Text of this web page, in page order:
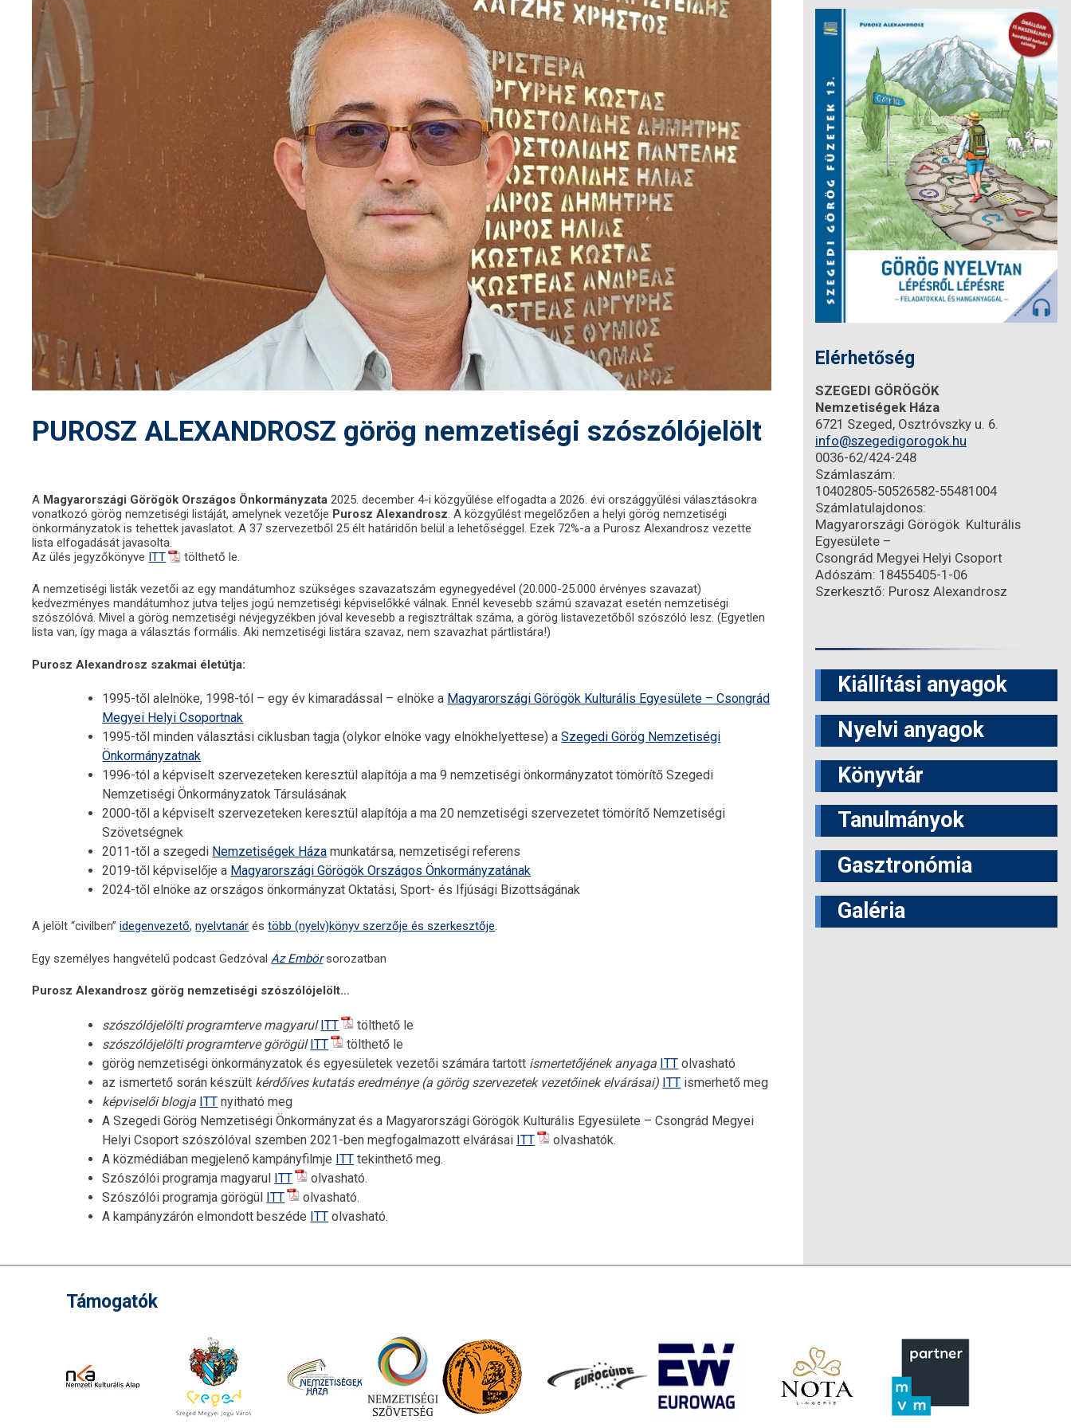
PUROSZ ALEXANDROSZ görög nemzetiségi szószólójelölt
A Magyarországi Görögök Országos Önkormányzata 2025. december 4-i közgyűlése elfogadta a 2026. évi országgyűlési választásokra
vonatkozó görög nemzetiségi listáját, amelynek vezetője Purosz Alexandrosz. A közgyűlést megelőzően a helyi görög nemzetiségi
önkormányzatok is tehettek javaslatot. A 37 szervezetből 25 élt határidőn belül a lehetőséggel. Ezek 72%-a a Purosz Alexandrosz vezette
lista elfogadását javasolta.
Az ülés jegyzőkönyve ITT tölthető le.
A nemzetiségi listák vezetői az egy mandátumhoz szükséges szavazatszám egynegyedével (20.000-25.000 érvényes szavazat)
kedvezményes mandátumhoz jutva teljes jogú nemzetiségi képviselőkké válnak. Ennél kevesebb számú szavazat esetén nemzetiségi
szószólóvá. Mivel a görög nemzetiségi névjegyzékben jóval kevesebb a regisztráltak száma, a görög listavezetőből szószóló lesz. (Egyetlen
lista van, így maga a választás formális. Aki nemzetiségi listára szavaz, nem szavazhat pártlistára!)
Purosz Alexandrosz szakmai életútja:
1995-től alelnöke, 1998-tól – egy év kimaradással – elnöke a Magyarországi Görögök Kulturális Egyesülete – Csongrád
Megyei Helyi Csoportnak
1995-től minden választási ciklusban tagja (olykor elnöke vagy elnökhelyettese) aSzegedi Görög Nemzetiségi
Önkormányzatnak
1996-tól a képviselt szervezeteken keresztül alapítója a ma 9 nemzetiségi önkormányzatot tömörítő Szegedi
Nemzetiségi Önkormányzatok Társulásának
2000-től a képviselt szervezeteken keresztül alapítója a ma 20 nemzetiségi szervezetet tömörítő Nemzetiségi
Szövetségnek
2011-től a szegedi Nemzetiségek Háza munkatársa, nemzetiségi referens
2019-től képviselője a Magyarországi Görögök Országos Önkormányzatának
2024-től elnöke az országos önkormányzat Oktatási, Sport- és Ifjúsági Bizottságának
A jelölt “civilben”idegenvezető,nyelvtanár éstöbb (nyelv)könyv szerzője és szerkesztője.
Egy személyes hangvételű podcast GedzóvalAz Embörsorozatban
Purosz Alexandrosz görög nemzetiségi szószólójelölt…
szószólójelölti programterve magyarul ITT
tölthető le
szószólójelölti programterve görögül ITT
tölthető le
görög nemzetiségi önkormányzatok és egyesületek vezetői számára tartott ismertetőjének anyaga ITT olvasható
az ismertető során készült kérdőíves kutatás eredménye (a görög szervezetek vezetőinek elvárásai) ITT ismerhető meg
képviselői blogja ITT nyitható meg
A Szegedi Görög Nemzetiségi Önkormányzat és a Magyarországi Görögök Kulturális Egyesülete – Csongrád Megyei
Helyi Csoport szószólóval szemben 2021-ben megfogalmazott elvárásai ITT
olvashatók.
A közmédiában megjelenő kampányfilmje ITT tekinthető meg.
Szószólói programja magyarul ITT
olvasható.
Szószólói programja görögül ITT
olvasható.
A kampányzárón elmondott beszéde ITT olvasható.
Elérhetőség
SZEGEDI GÖRÖGÖK
Nemzetiségek Háza
6721 Szeged, Osztróvszky u. 6.
info@szegedigorogok.hu
0036-62/424-248
Számlaszám:
10402805-50526582-55481004
Számlatulajdonos:
Magyarországi Görögök Kulturális
Egyesülete –
Csongrád Megyei Helyi Csoport
Adószám: 18455405-1-06
Szerkesztő: Purosz Alexandrosz
Kiállítási anyagok
Nyelvi anyagok
Könyvtár
Tanulmányok
Gasztronómia
Galéria
Támogatók